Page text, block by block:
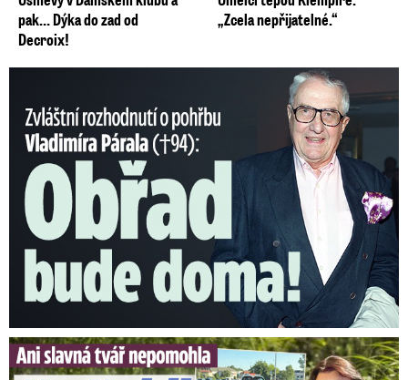
pak… Dýka do zad od
Decroix!
„Zcela nepřijatelné.“
Nečekané rozhodnutí o pohřbu Párala (†94): Obřad bude doma!
Slavná tvář nepomohla. Na Heidi Janků si došlápla policie